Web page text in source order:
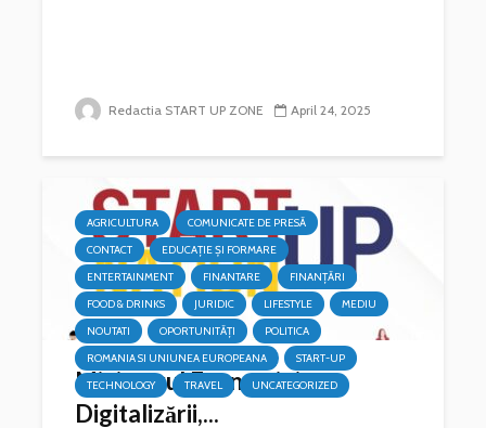
Redactia START UP ZONE April 24, 2025
AGRICULTURA
COMUNICATE DE PRESĂ
CONTACT
EDUCAȚIE ȘI FORMARE
ENTERTAINMENT
FINANTARE
FINANȚĂRI
FOOD & DRINKS
JURIDIC LIFESTYLE
MEDIU
NOUTATI
OPORTUNITĂȚI
POLITICA
ROMANIA SI UNIUNEA EUROPEANA
START-UP
TECHNOLOGY
TRAVEL UNCATEGORIZED
Ministerul Economiei,
Digitalizării,...